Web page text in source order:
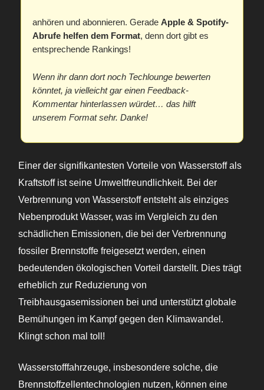
anhören und abonnieren. Gerade Apple & Spotify-
Abrufe helfen dem Format, denn dort gibt es
entsprechende Rankings!
Wenn ihr dann dort noch Techlounge bewerten
könntet, ja vielleicht gar einen Feedback-
Kommentar hinterlassen würdet… das hilft
unserem Format sehr. Danke!
Einer der signifikantesten Vorteile von Wasserstoff als
Kraftstoff ist seine Umweltfreundlichkeit. Bei der
Verbrennung von Wasserstoff entsteht als einziges
Nebenprodukt Wasser, was im Vergleich zu den
schädlichen Emissionen, die bei der Verbrennung
fossiler Brennstoffe freigesetzt werden, einen
bedeutenden ökologischen Vorteil darstellt. Dies trägt
erheblich zur Reduzierung von
Treibhausgasemissionen bei und unterstützt globale
Bemühungen im Kampf gegen den Klimawandel.
Klingt schon mal toll!
Wasserstofffahrzeuge, insbesondere solche, die
Brennstoffzellentechnologien nutzen, können eine